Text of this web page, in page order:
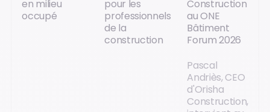
en milieu
occupé
pour les
professionnels
de la
construction
Construction
au ONE
Bâtiment
Forum 2026
Pascal
Andriès, CEO
d'Orisha
Construction,